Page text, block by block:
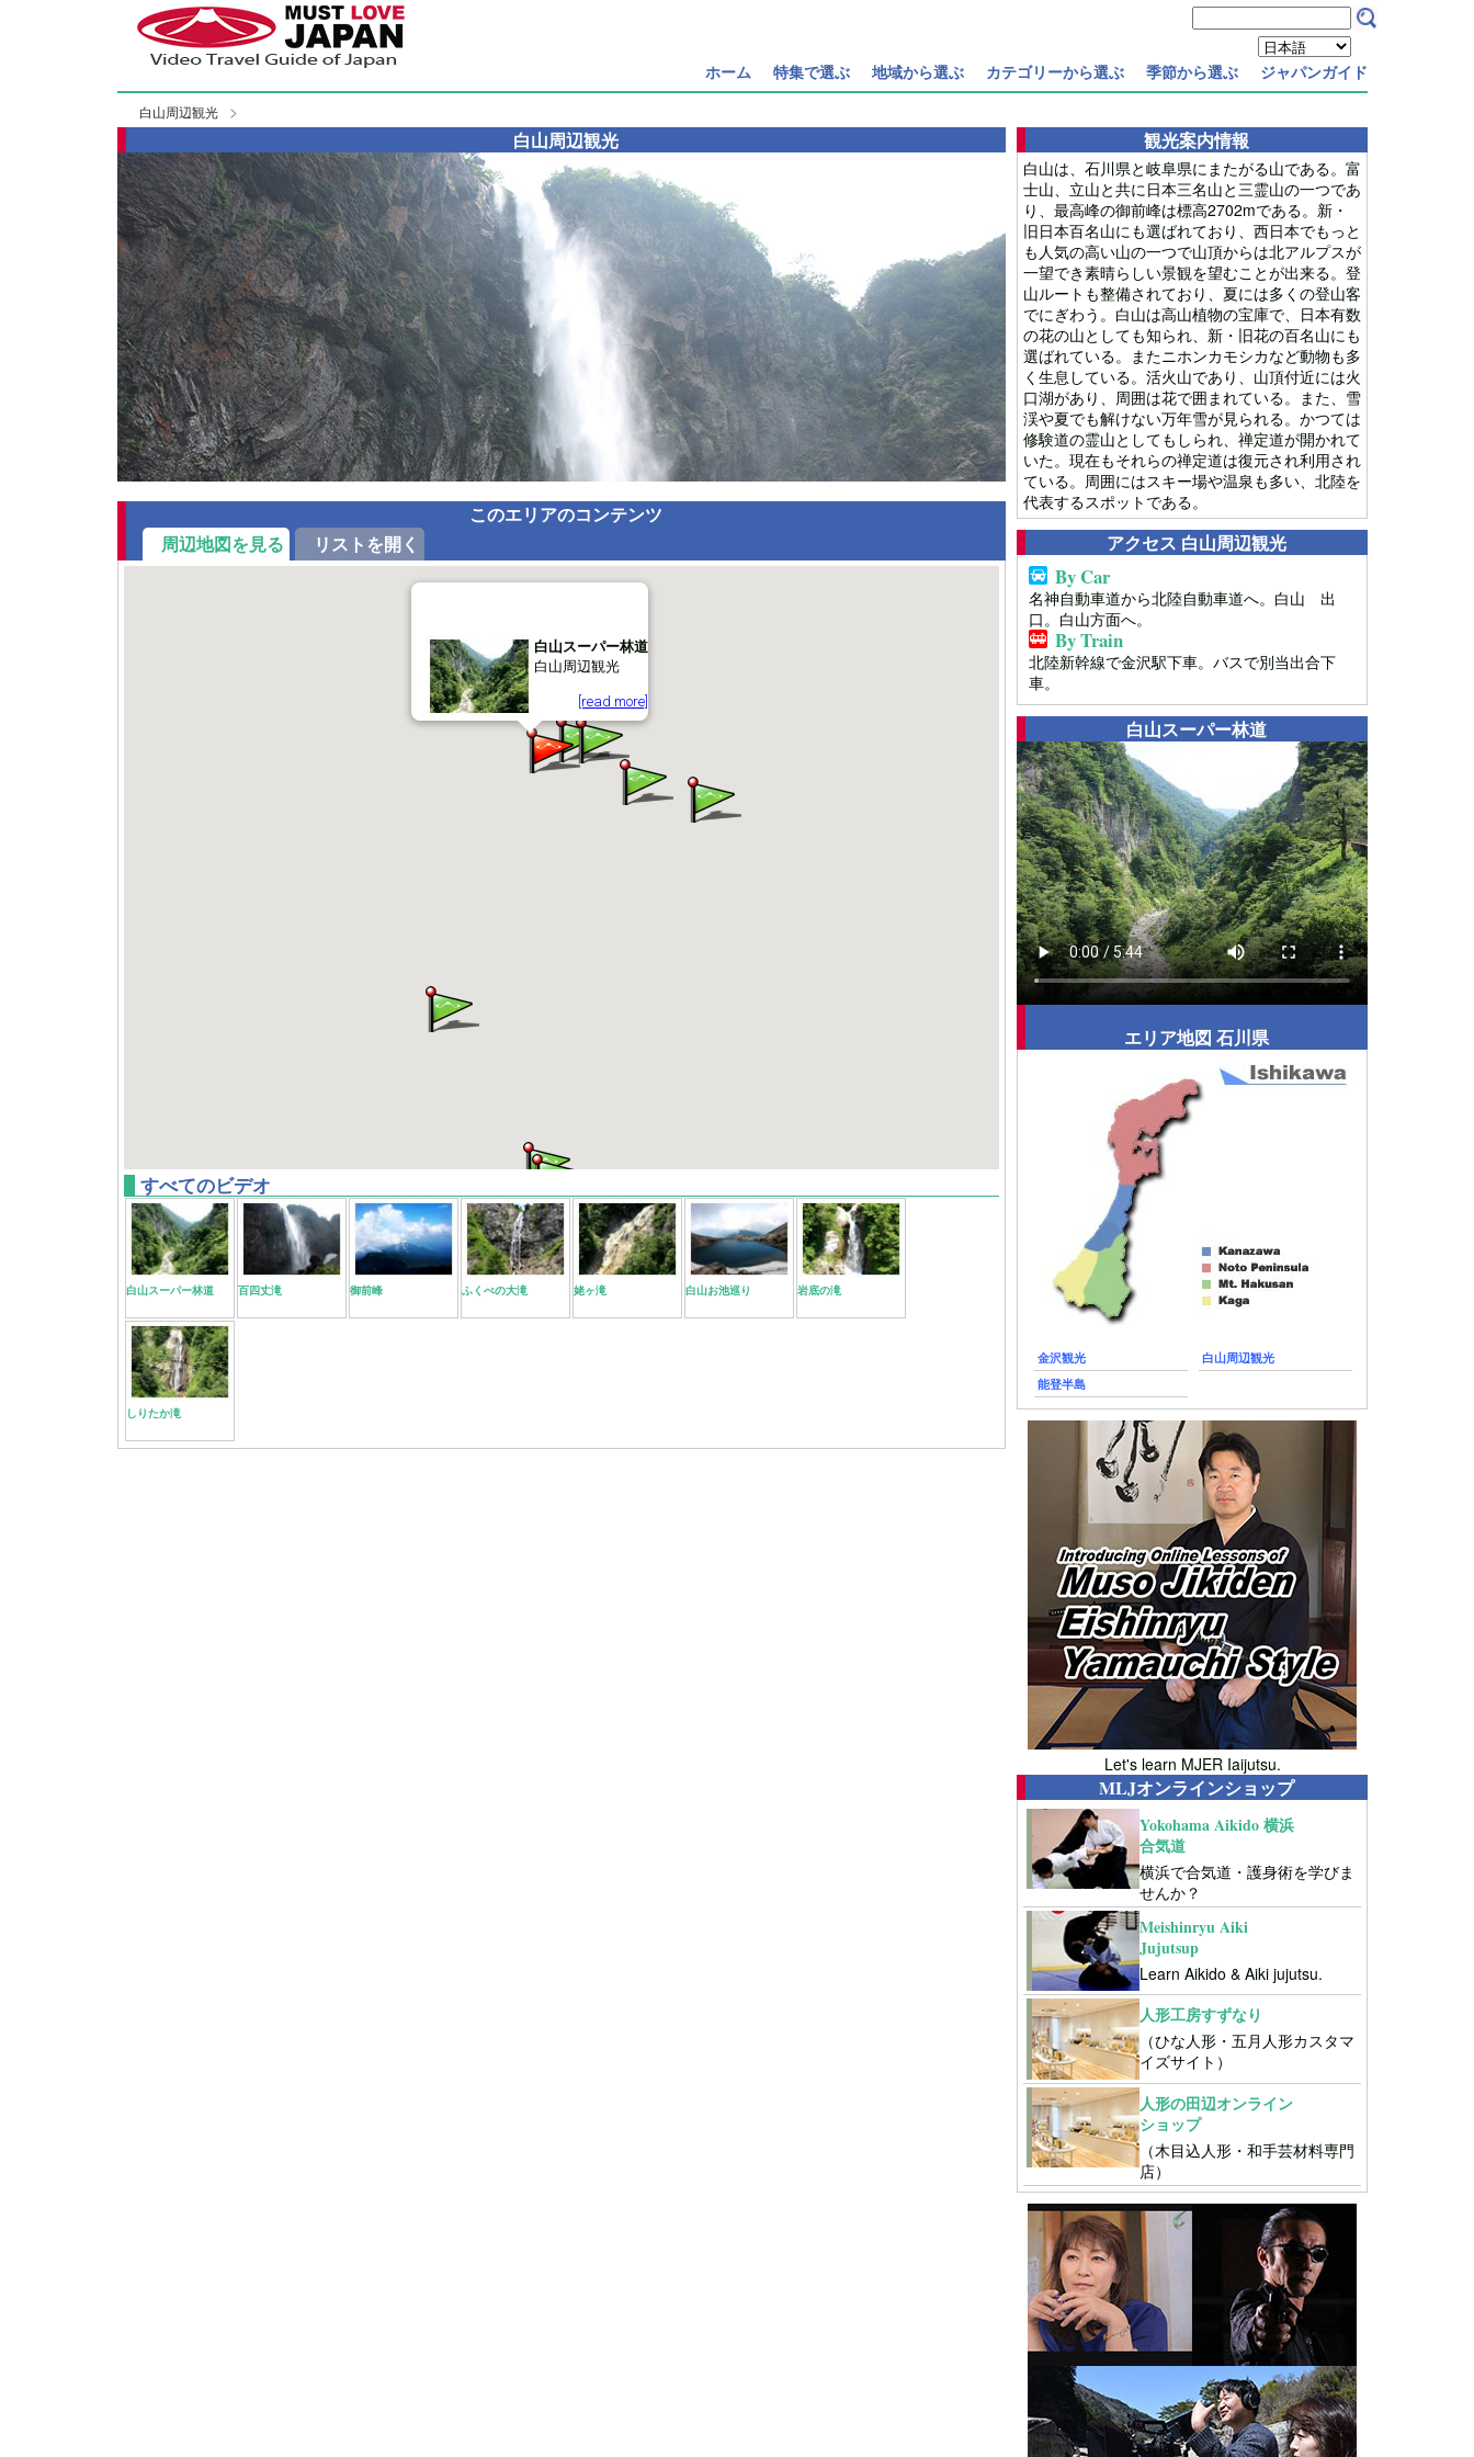
ホーム 特集で選ぶ 地域から選ぶ カテゴリーから選ぶ 季節から選ぶ ジャパンガイド
白山周辺観光
白山周辺観光
このエリアのコンテンツ
周辺地図を見る
リストを開く
白山スーパー林道
白山周辺観光
[read more]
すべてのビデオ
白山スーパー林道 百四丈滝 御前峰 ふくべの大滝 姥ヶ滝 白山お池巡り 岩底の滝
しりたか滝
観光案内情報
白山は、石川県と岐阜県にまたがる山である。富
士山、立山と共に日本三名山と三霊山の一つであ
り、最高峰の御前峰は標高2702mである。新・
旧日本百名山にも選ばれており、西日本でもっと
も人気の高い山の一つで山頂からは北アルプスが
一望でき素晴らしい景観を望むことが出来る。登
山ルートも整備されており、夏には多くの登山客
でにぎわう。白山は高山植物の宝庫で、日本有数
の花の山としても知られ、新・旧花の百名山にも
選ばれている。またニホンカモシカなど動物も多
く生息している。活火山であり、山頂付近には火
口湖があり、周囲は花で囲まれている。また、雪
渓や夏でも解けない万年雪が見られる。かつては
修験道の霊山としてもしられ、禅定道が開かれて
いた。現在もそれらの禅定道は復元され利用され
ている。周囲にはスキー場や温泉も多い、北陸を
代表するスポットである。
アクセス 白山周辺観光
By Car
名神自動車道から北陸自動車道へ。白山 出
口。白山方面へ。
By Train
北陸新幹線で金沢駅下車。バスで別当出合下
車。
白山スーパー林道
エリア地図 石川県
金沢観光
白山周辺観光
能登半島
Let's learn MJER Iaijutsu.
MLJオンラインショップ
Yokohama Aikido 横浜
合気道
横浜で合気道・護身術を学びま
せんか？
Meishinryu Aiki
Jujutsup
Learn Aikido & Aiki jujutsu.
人形工房すずなり
（ひな人形・五月人形カスタマ
イズサイト）
人形の田辺オンライン
ショップ
（木目込人形・和手芸材料専門
店）